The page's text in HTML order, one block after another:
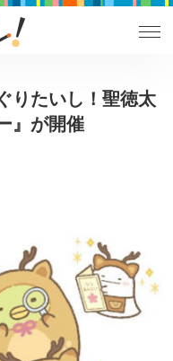
りたいし！聖徳太
』が開催